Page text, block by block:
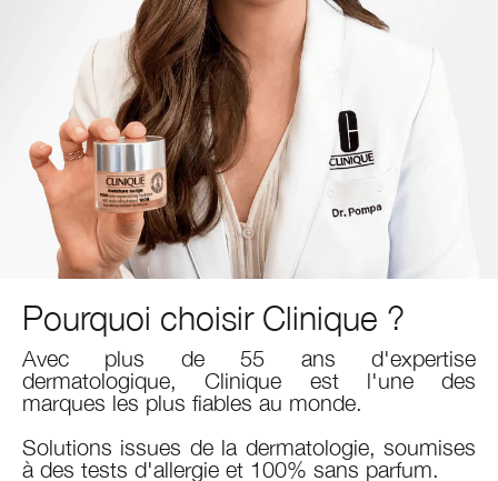
Peau Sensible
Soins des lèvres
Démaquillant
Masques pour le visage
Soin des mains & corps​
Protection Solaire
Rougeurs
Peau Sensible
Alpha Hydroxy Acides (AHA)
Rétinol
Rétinoïde
Vitamine C
Peptides
Pro Vitamine D
Ferment Lactobacillus
Moisture Surge™
Smart Clinical Repair
Even Better
Dramatically Different™
Take The Day Off
All About Clean
Bronzant et highlighter
Crayon à lèvres
Fard à paupières
Sourcils et crayon
Black Honey
Even Better
Take The Day Off
Chubby Stick™
Pourquoi choisir Clinique ?
Avec plus de 55 ans d'expertise
dermatologique, Clinique est l'une des
marques les plus fiables au monde.
Solutions issues de la dermatologie, soumises
à des tests d'allergie et 100% sans parfum.